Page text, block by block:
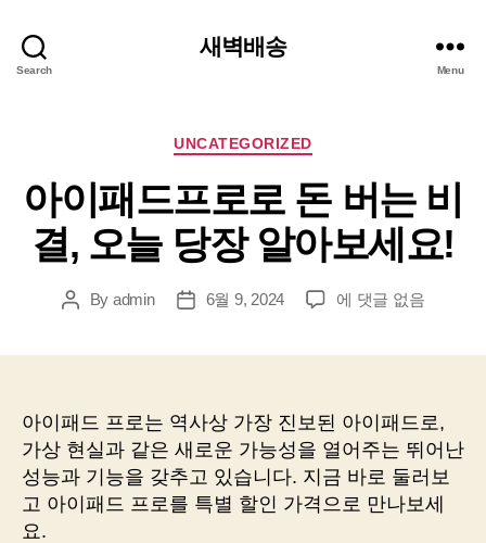
Search
새벽배송
Menu
Categories
UNCATEGORIZED
아이패드프로로 돈 버는 비
결, 오늘 당장 알아보세요!
PostBy admin
Post6월 9, 2024
아
로
로
돈
버
는
에 댓글 없음
아이패드 프로는 역사상 가장 진보된 아이패드로,
가상 현실과 같은 새로운 가능성을 열어주는 뛰어난
성능과 기능을 갖추고 있습니다. 지금 바로 둘러보
고 아이패드 프로를 특별 할인 가격으로 만나보세
요.